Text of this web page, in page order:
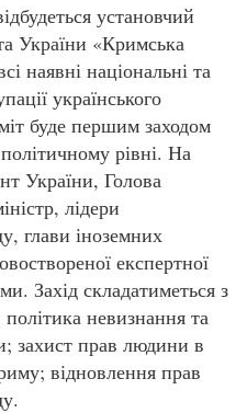
установчий
України «Кримська
наявні національні та
українського
буде першим заходом
рівні. На
України, Голова
лідери
глави іноземних
експертної
Захід складатиметься з
невизнання та
захист прав людини в
відновлення прав